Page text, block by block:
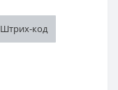
Штрих-код